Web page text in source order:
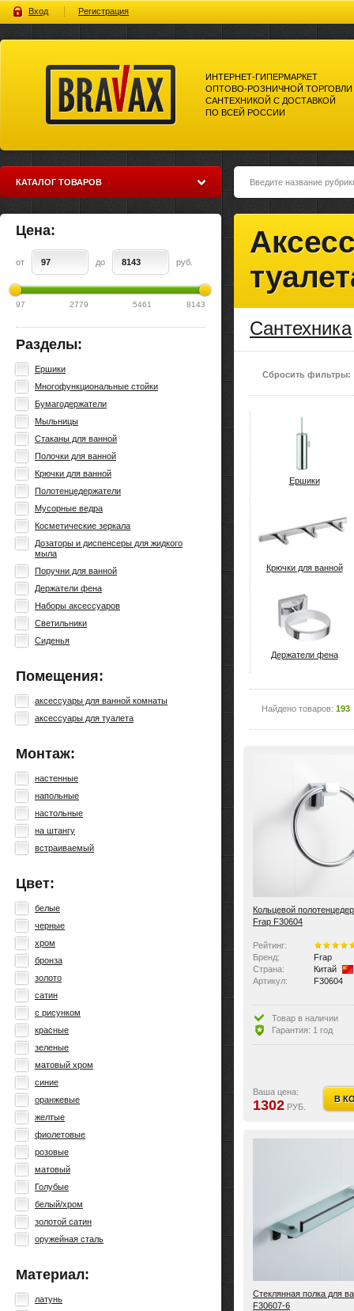
Вход Регистрация
всей россии
ИНТЕРНЕТ-ГИПЕРМАРКЕТ
ОПТОВО-РОЗНИЧНОЙ ТОРГОВЛИ
САНТЕХНИКОЙ С ДОСТАВКОЙ
ПО ВСЕЙ РОССИИ
КАТАЛОГ ТОВАРОВ
Цена:
от до руб.
97 2779 5461 8143
Разделы:
Ершики
Многофункциональные стойки
Бумагодержатели
Мыльницы
Стаканы для ванной
Полочки для ванной
Крючки для ванной
Полотенцедержатели
Мусорные ведра
Косметические зеркала
Дозаторы и диспенсеры для жидкого
мыла
Поручни для ванной
Держатели фена
Наборы аксессуаров
Светильники
Сиденья
Помещения:
аксессуары для ванной комнаты
аксессуары для туалета
Монтаж:
настенные
напольные
настольные
на штангу
встраиваемый
Цвет:
белые
черные
хром
бронза
золото
сатин
с рисунком
красные
зеленые
матовый хром
синие
оранжевые
желтые
фиолетовые
розовые
матовый
Голубые
белый/хром
золотой сатин
оружейная сталь
Материал:
латунь
Сантехника
Сбросить фильтры:
Ершики
Крючки для ванной
Держатели фена
Найдено товаров: 193
Кольцевой
Frap F30604
Рейтинг:
Бренд:
Frap
Страна:
Китай
Артикул:
F30604
Товар в наличии
Гарантия: 1 год
Ваша цена:
1302 РУБ.
В
Стеклянная полка для
F30607-6